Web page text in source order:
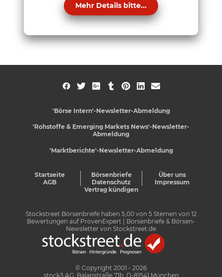
Mehr Details bitte...
'Börse Intern'-Newsletter-Abmeldung
'Rohstoffe & Emerging Markets News'-Newsletter-
Abmeldung
'Marktberichte'-Newsletter-Abmeldung
Startseite Börsenbriefe
Über uns
AGB
Datenschutz
Impressum
Vertrag kündigen
Stockstreet Börsenbriefe haben 5,00von 5Sternen von 12
Bewertungen auf ProvenExpert
| Börsenbriefe & Börsen-
Newsletter von Stockstreet.de
© Copyright 2001 - 2026
stock3 AG, Balanstraße 71b, D-81541 München